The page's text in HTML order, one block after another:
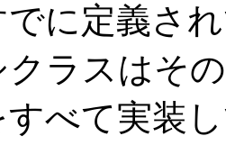
でに定義さ
クラスはそ
すべて実装